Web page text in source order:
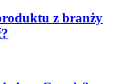
z branży